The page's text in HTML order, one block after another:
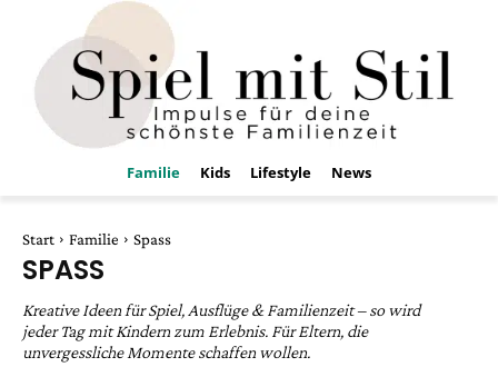
Familie Kids Lifestyle News
Start Familie Spass
SPASS
Kreative Ideen für Spiel, Ausflüge & Familienzeit – so wird
jeder Tag mit Kindern zum Erlebnis. Für Eltern, die
unvergessliche Momente schaffen wollen.